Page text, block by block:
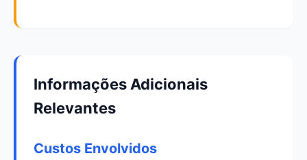
Informações Adicionais
Relevantes
Custos Envolvidos